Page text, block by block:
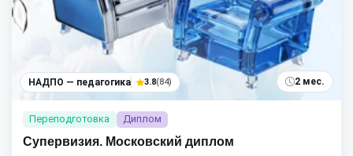
НАДПО — педагогика 3.8(84) 2 мес.
Переподготовка Диплом
Супервизия. Московский диплом